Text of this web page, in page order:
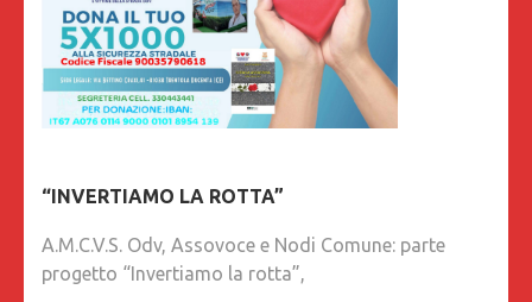
“INVERTIAMO LA ROTTA”
A.M.C.V.S. Odv, Assovoce e Nodi Comune: parte
progetto “Invertiamo la rotta”,